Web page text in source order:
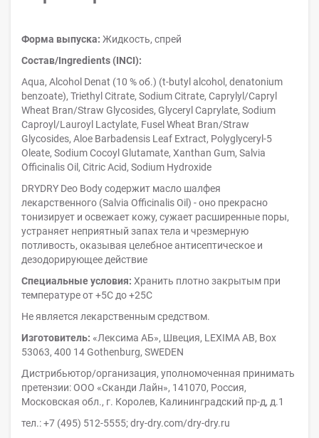
Форма выпуска: Жидкость, спрей
Состав/Ingredients (INCI):
Aqua, Alcohol Denat (10 % об.) (t-butyl alcohol, denatonium
benzoate), Triethyl Citrate, Sodium Citrate, Caprylyl/Capryl
Wheat Bran/Straw Glycosides, Glyceryl Caprylate, Sodium
Caproyl/Lauroyl Lactylate, Fusel Wheat Bran/Straw
Glycosides, Aloe Barbadensis Leaf Extract, Polyglyceryl-5
Oleate, Sodium Cocoyl Glutamate, Xanthan Gum, Salvia
Officinalis Oil, Citric Acid, Sodium Hydroxide
DRYDRY Deo Body содержит масло шалфея
лекарственного (Salvia Officinalis Oil) - оно прекрасно
тонизирует и освежает кожу, сужает расширенные поры,
устраняет неприятный запах тела и чрезмерную
потливость, оказывая целебное антисептическое и
дезодорирующее действие
Специальные условия: Хранить плотно закрытым при
температуре от +5С до +25С
Не является лекарственным средством.
Изготовитель: «Лексима АБ», Швеция, LEXIMA AB, Box
53063, 400 14 Gothenburg, SWEDEN
Дистрибьютор/организация, уполномоченная принимать
претензии: ООО «Сканди Лайн», 141070, Россия,
Московская обл., г. Королев, Калининградский пр-д, д.1
тел.: +7 (495) 512-5555; dry-dry.com/dry-dry.ru